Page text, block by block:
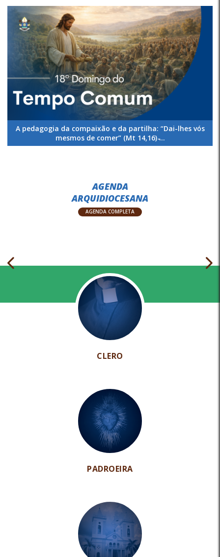
A pedagogia da compaixão e da partilha: “Dai-lhes vós
mesmos de comer” (Mt 14,16) ̵...
AGENDA
ARQUIDIOCESANA
AGENDA COMPLETA
CLERO
PADROEIRA